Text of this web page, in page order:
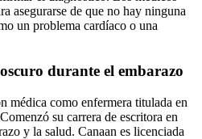
asegurarse de que no hay ninguna
un problema cardíaco o una
durante el embarazo
médica como enfermera titulada en
su carrera de escritora en
y la salud. Canaan es licenciada